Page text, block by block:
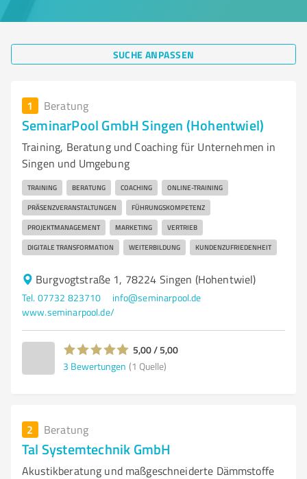
SUCHE ANPASSEN
1 Beratung
SeminarPool GmbH Singen (Hohentwiel)
Training, Beratung und Coaching für Unternehmen in
Singen und Umgebung
TRAINING BERATUNG COACHING ONLINE-TRAINING
PRÄSENZVERANSTALTUNGEN FÜHRUNGSKOMPETENZ
PROJEKTMANAGEMENT MARKETING VERTRIEB
DIGITALE TRANSFORMATION WEITERBILDUNG KUNDENZUFRIEDENHEIT
Burgvogtstraße 1, 78224 Singen (Hohentwiel)
Tel. 07732 823710
info@seminarpool.de
www.seminarpool.de/
5,00 / 5,00
3 Bewertungen (1 Quelle)
2 Beratung
Tal Systemtechnik GmbH
Akustikberatung und maßgeschneiderte Dämmstoffe